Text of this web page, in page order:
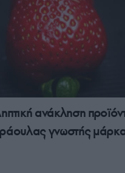
ανάκληση
γνωστής